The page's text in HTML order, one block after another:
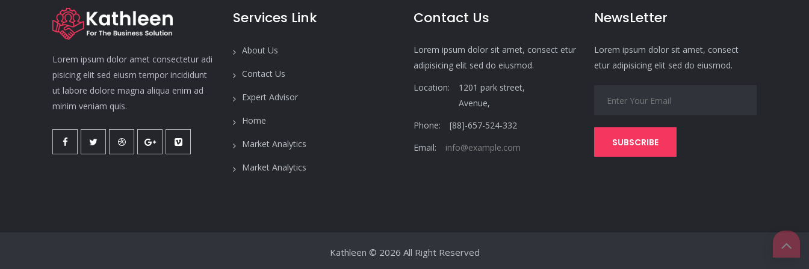
Lorem ipsum dolor amet consectetur adi
pisicing elit sed eiusm tempor incididunt
ut labore dolore magna aliqua enim ad
minim veniam quis.
Services Link
About Us
Contact Us
Expert Advisor
Home
Market Analytics
Market Analytics
Contact Us
Lorem ipsum dolor sit amet, consect etur
adipisicing elit sed do eiusmod.
Location:
1201 park street,
Avenue,
Phone:
[88]-657-524-332
Email:
info@example.com
NewsLetter
Lorem ipsum dolor sit amet, consect
etur adipisicing elit sed do eiusmod.
SUBSCRIBE
Kathleen © 2026 All Right Reserved